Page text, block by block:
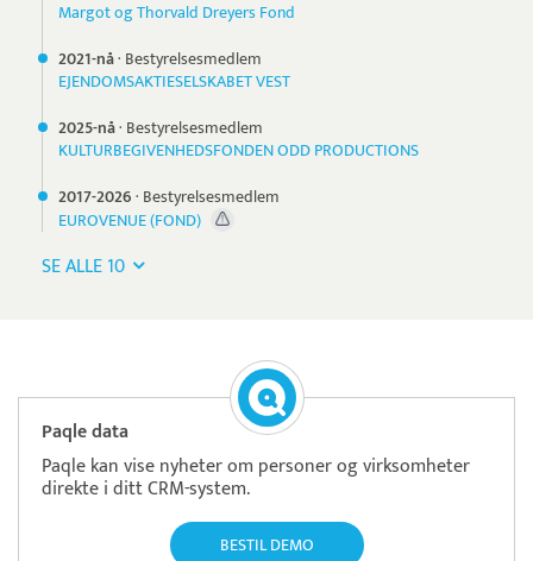
Margot og Thorvald Dreyers Fond
2021-nå· Bestyrelsesmedlem
EJENDOMSAKTIESELSKABET VEST
2025-nå· Bestyrelsesmedlem
KULTURBEGIVENHEDSFONDEN ODD PRODUCTIONS
2017-2026· Bestyrelsesmedlem
EUROVENUE (FOND)
SE ALLE 10
Paqle data
Paqle kan vise nyheter om personer og virksomheter
direkte i ditt CRM-system.
BESTIL DEMO